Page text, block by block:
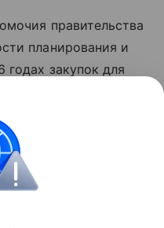
правительства
планирования и
закупок для
Народной
Херсонской
образований,